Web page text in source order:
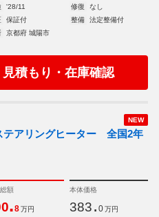
'28/11 修復
なし
保証付 整備
法定整備付
京都府 城陽市
見積もり・在庫確認
NEW
テアリングヒーター 全国2年
額
.8 万円
本体価格
383. 0 万円